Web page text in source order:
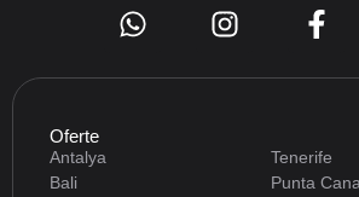
Oferte
Antalya
Tenerife
Bali
Punta Cana